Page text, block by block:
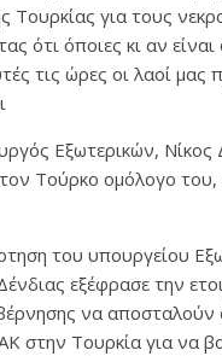
Τουρκίας για τους
ότι όποιες κι αν είναι
τις ώρες οι λαοί μας
Εξωτερικών, Νίκος
τον Τούρκο ομόλογο
του υπουργείου
εξέφρασε την
να αποσταλούν
στην Τουρκία για να